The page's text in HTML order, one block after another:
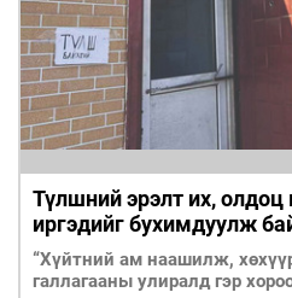
Түлшний эрэлт их, олдоц
иргэдийг бухимдуулж
“Хүйтний ам наашилж,
галлагааны улиралд гэр